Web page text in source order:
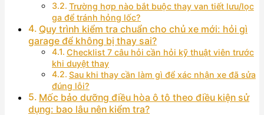
Trường hợp nào bắt buộc thay van tiết lưu/lọc
ga để tránh hỏng lốc?
Quy trình kiểm tra chuẩn cho chủ xe mới: hỏi gì
garage để không bị thay sai?
Checklist 7 câu hỏi cần hỏi kỹ thuật viên trước
khi duyệt thay
Sau khi thay cần làm gì để xác nhận xe đã sửa
đúng lỗi?
Mốc bảo dưỡng điều hòa ô tô theo điều kiện sử
dụng: bao lâu nên kiểm tra?